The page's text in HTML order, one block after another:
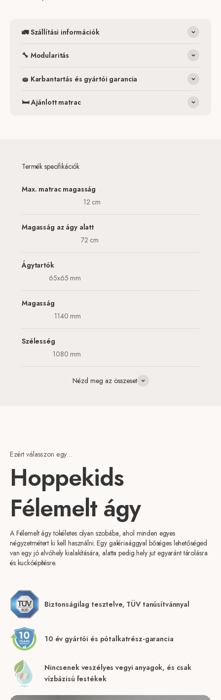
🚛 Szállítási információk
🔧 Modularitás
🧽 Karbantartás és gyártói garancia
🛏️ Ajánlott matrac
Termék specifikációk
Max. matrac magasság
12 cm
Magasság az ágy alatt
72 cm
Ágytartók
65x65 mm
Magasság
1140 mm
Szélesség
1080 mm
Nézd meg az összeset
Ezért válasszon egy...
Hoppekids
Félemelt ágy
A Félemelt ágy tökéletes olyan szobába, ahol minden egyes
négyzetmétert ki kell használni. Egy galériaággyal bőséges lehetőséged
van egy jó alvóhely kialakítására, alatta pedig hely jut egyaránt tárolásra
és kuckóépítésre.
Biztonságilag tesztelve, TÜV tanúsítvánnyal
10 év gyártói és pótalkatrész-garancia
Nincsenek veszélyes vegyi anyagok, és csak
vízbázisú festékek